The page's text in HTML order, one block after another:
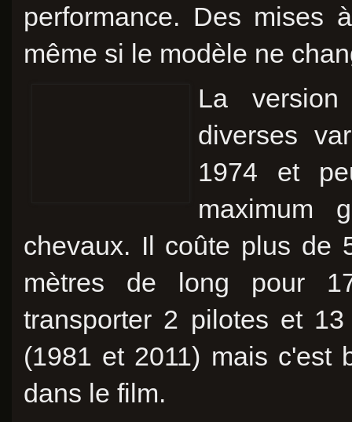
performance. Des mises
même si le modèle ne
La
diverses
1974 et
maximum
chevaux. Il coûte plus de
mètres de long pour
transporter 2 pilotes et
(1981 et 2011) mais c'est
dans le film.